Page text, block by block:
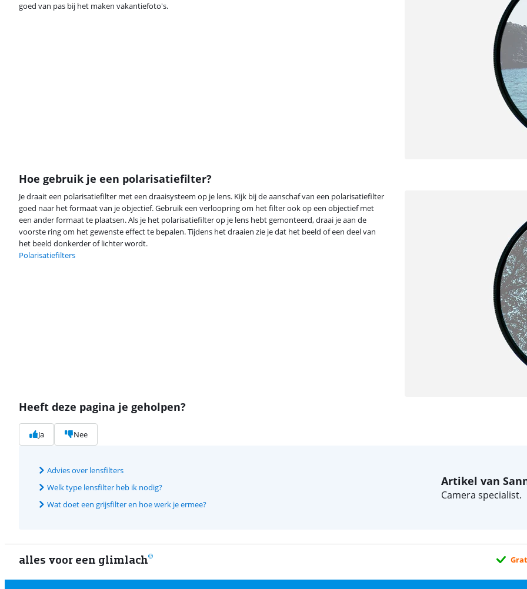
goed van pas bij het maken vakantiefoto's.
Hoe gebruik je een polarisatiefilter?
Je draait een polarisatiefilter met een draaisysteem op je lens. Kijk bij de aanschaf van een polarisatiefilter
goed naar het formaat van je objectief. Gebruik een verloopring om het filter ook op een objectief met
een ander formaat te plaatsen. Als je het polarisatiefilter op je lens hebt gemonteerd, draai je aan de
voorste ring om het gewenste effect te bepalen. Tijdens het draaien zie je dat het beeld of een deel van
het beeld donkerder of lichter wordt.
Polarisatiefilters
Heeft deze pagina je geholpen?
Ja Nee
Advies over lensfilters
Welk type lensfilter heb ik nodig?
Wat doet een grijsfilter en hoe werk je ermee?
Artikel van
Camera specialist.
alles voor een glimlach